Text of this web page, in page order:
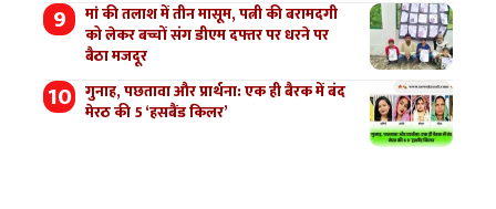
मां की तलाश में तीन मासूम, पत्नी की बरामदगी
को लेकर बच्चों संग डीएम दफ्तर पर धरने पर
बैठा मजदूर
गुनाह, पछतावा और प्रार्थना: एक ही बैरक में बंद
मेरठ की 5 ‘हसबैंड किलर’